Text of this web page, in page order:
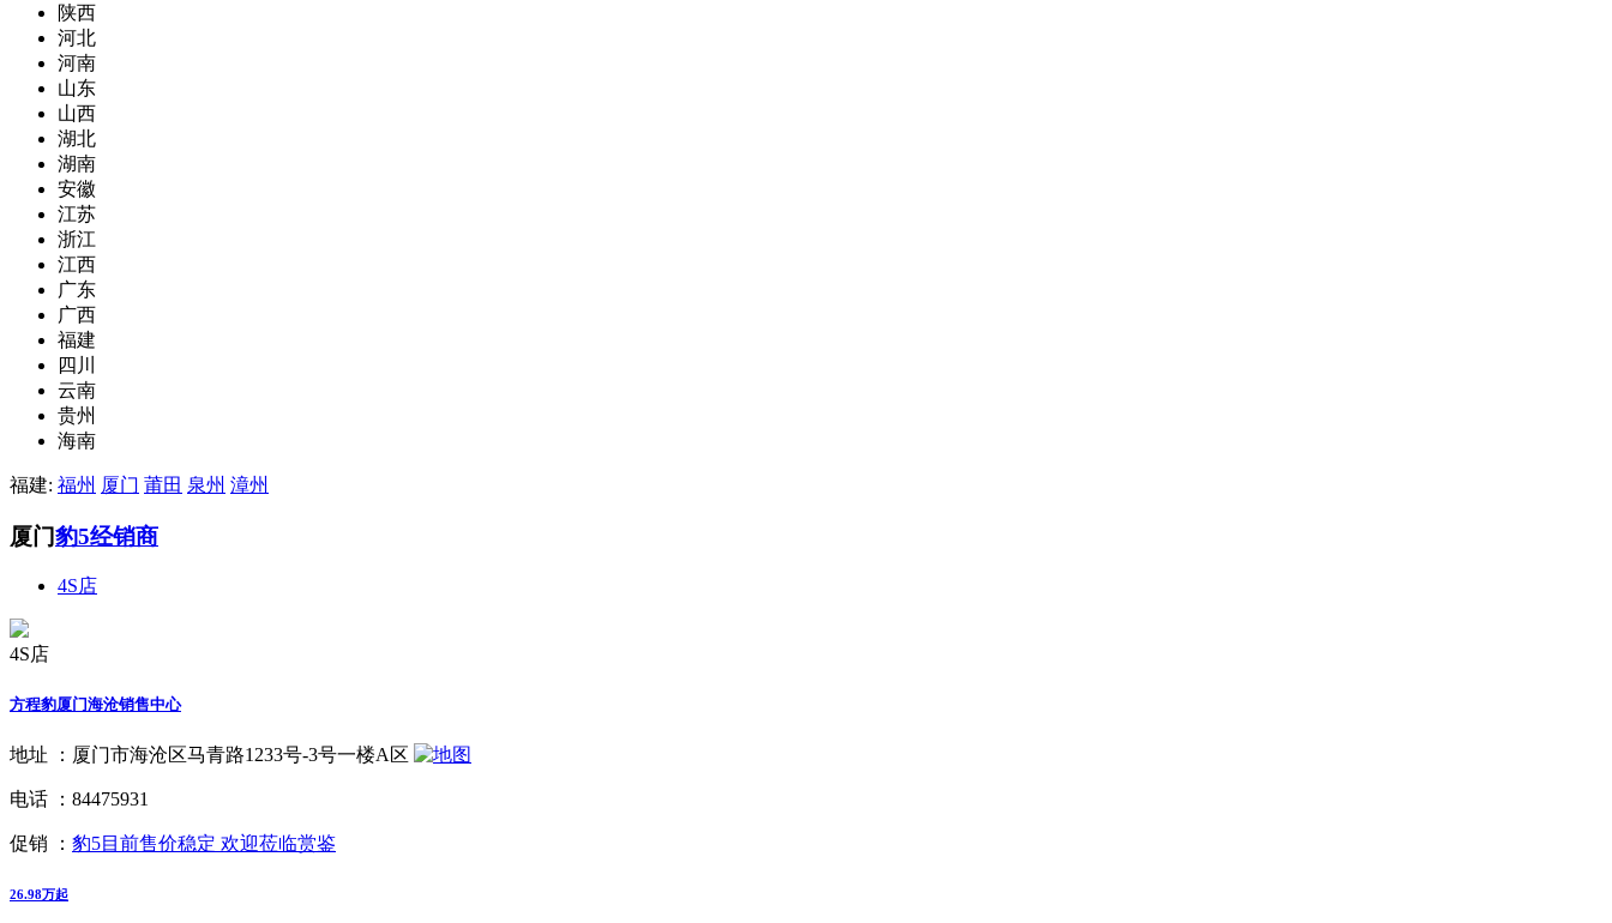
陕西
河北
河南
山东
山西
湖北
湖南
安徽
江苏
浙江
江西
广东
广西
福建
四川
云南
贵州
海南
福建: 福州 厦门 莆田 泉州 漳州
厦门豹5经销商
4S店
4S店
方程豹厦门海沧销售中心
地址 ： 厦门市海沧区马青路1233号-3号一楼A区
电话 ： 84475931
促销 ： 豹5目前售价稳定 欢迎莅临赏鉴
26.98万起